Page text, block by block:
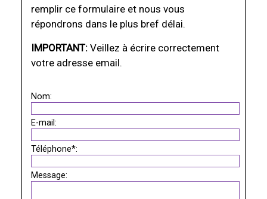
remplir ce formulaire et nous vous
répondrons dans le plus bref délai.
IMPORTANT: Veillez à écrire correctement
votre adresse email.
Nom:
E-mail:
Téléphone*:
Message: